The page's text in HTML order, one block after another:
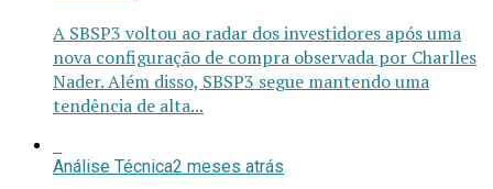
A SBSP3 voltou ao radar dos investidores após uma
nova configuração de compra observada por Charlles
Nader. Além disso, SBSP3 segue mantendo uma
tendência de alta...
Análise Técnica2 meses atrás